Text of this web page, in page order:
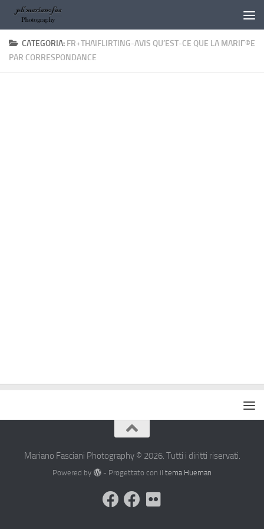
Salta al contenuto
CATEGORIA: FR+THAIFLIRTING-AVIS QU’EST-CE QUE LA MARIГ©E
PAR CORRESPONDANCE
Mariano Fasciani Photography © 2026. Tutti i diritti riservati.
Powered by - Progettato con il tema Hueman